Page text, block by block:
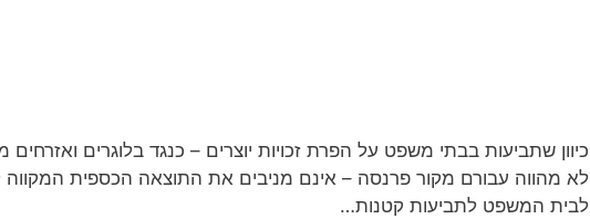
כיוון שתביעות בבתי משפט על הפרת זכויות יוצרים – כנגד בלוגרים
לא מהווה עבורם מקור פרנסה – אינם מניבים את התוצאה הכספית
לבית המשפט לתביעות קטנות…